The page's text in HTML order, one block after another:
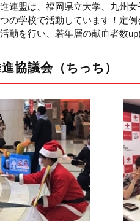
連盟は、福岡県立大学、九州
の学校で活動しています！定
動を行い、若年層の献血者数up
協議会（ちっち）